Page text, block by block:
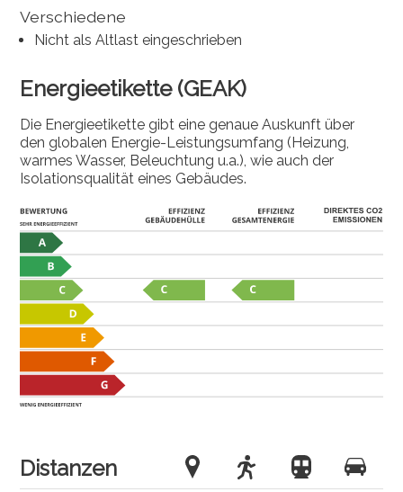
Verschiedene
Nicht als Altlast eingeschrieben
Energieetikette (GEAK)
Die Energieetikette gibt eine genaue Auskunft über
den globalen Energie-Leistungsumfang (Heizung,
warmes Wasser, Beleuchtung u.a.), wie auch der
Isolationsqualität eines Gebäudes.
Distanzen